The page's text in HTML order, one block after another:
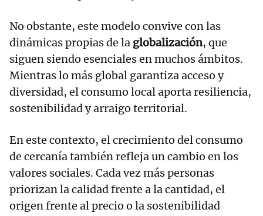
No obstante, este modelo convive con las
dinámicas propias de la globalización, que
siguen siendo esenciales en muchos ámbitos.
Mientras lo más global garantiza acceso y
diversidad, el consumo local aporta resiliencia,
sostenibilidad y arraigo territorial.
En este contexto, el crecimiento del consumo
de cercanía también refleja un cambio en los
valores sociales. Cada vez más personas
priorizan la calidad frente a la cantidad, el
origen frente al precio o la sostenibilidad